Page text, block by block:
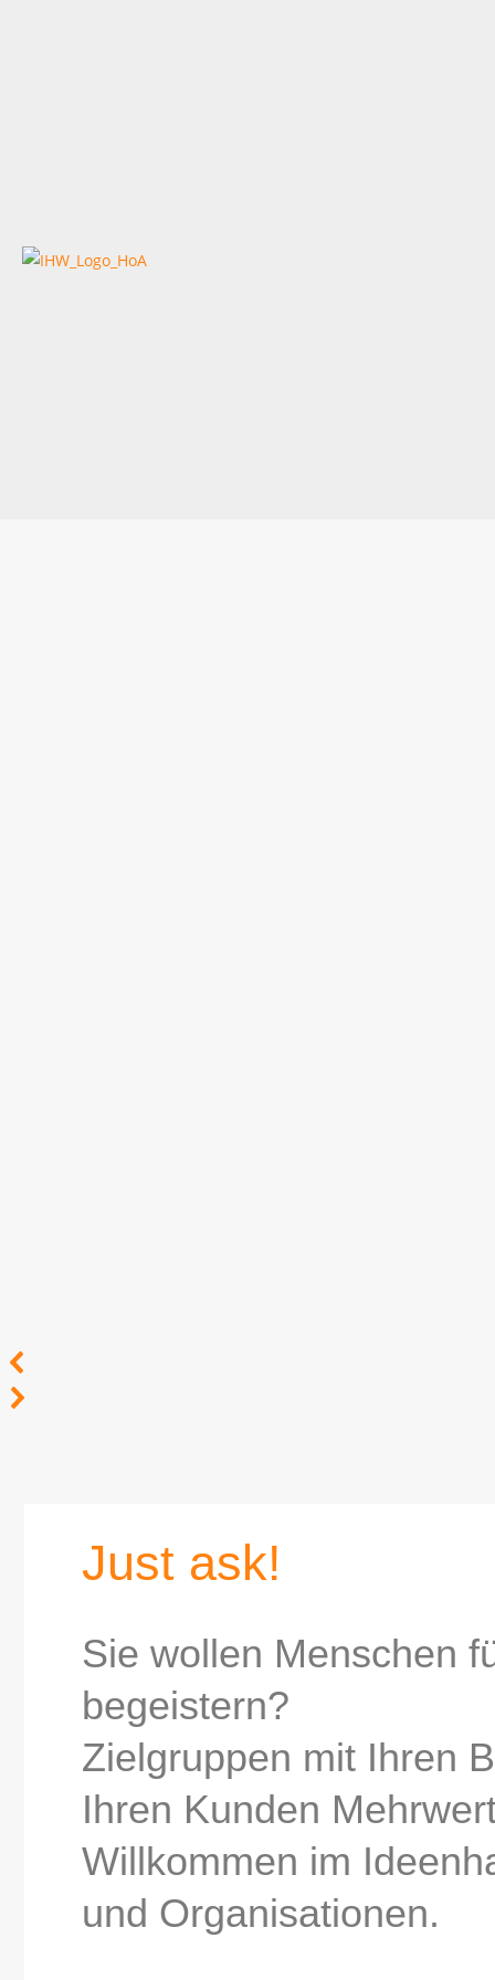
Just ask!
Sie wollen Menschen
begeistern?
Zielgruppen mit Ihren
Ihren Kunden
Willkommen im
und Organisationen.